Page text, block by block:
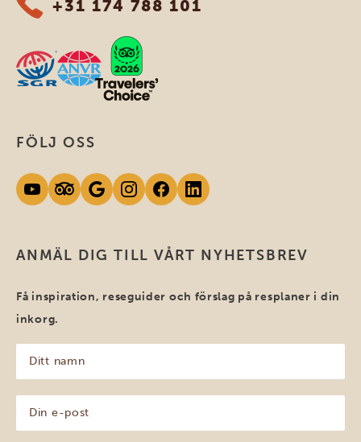
+31 174 788 101
ANMÄL DIG TILL VÅRT NYHETSBREV
Få inspiration, reseguider och förslag på resplaner i din
inkorg.
namn
(Obligatoriskt)
post
FÖLJ OSS